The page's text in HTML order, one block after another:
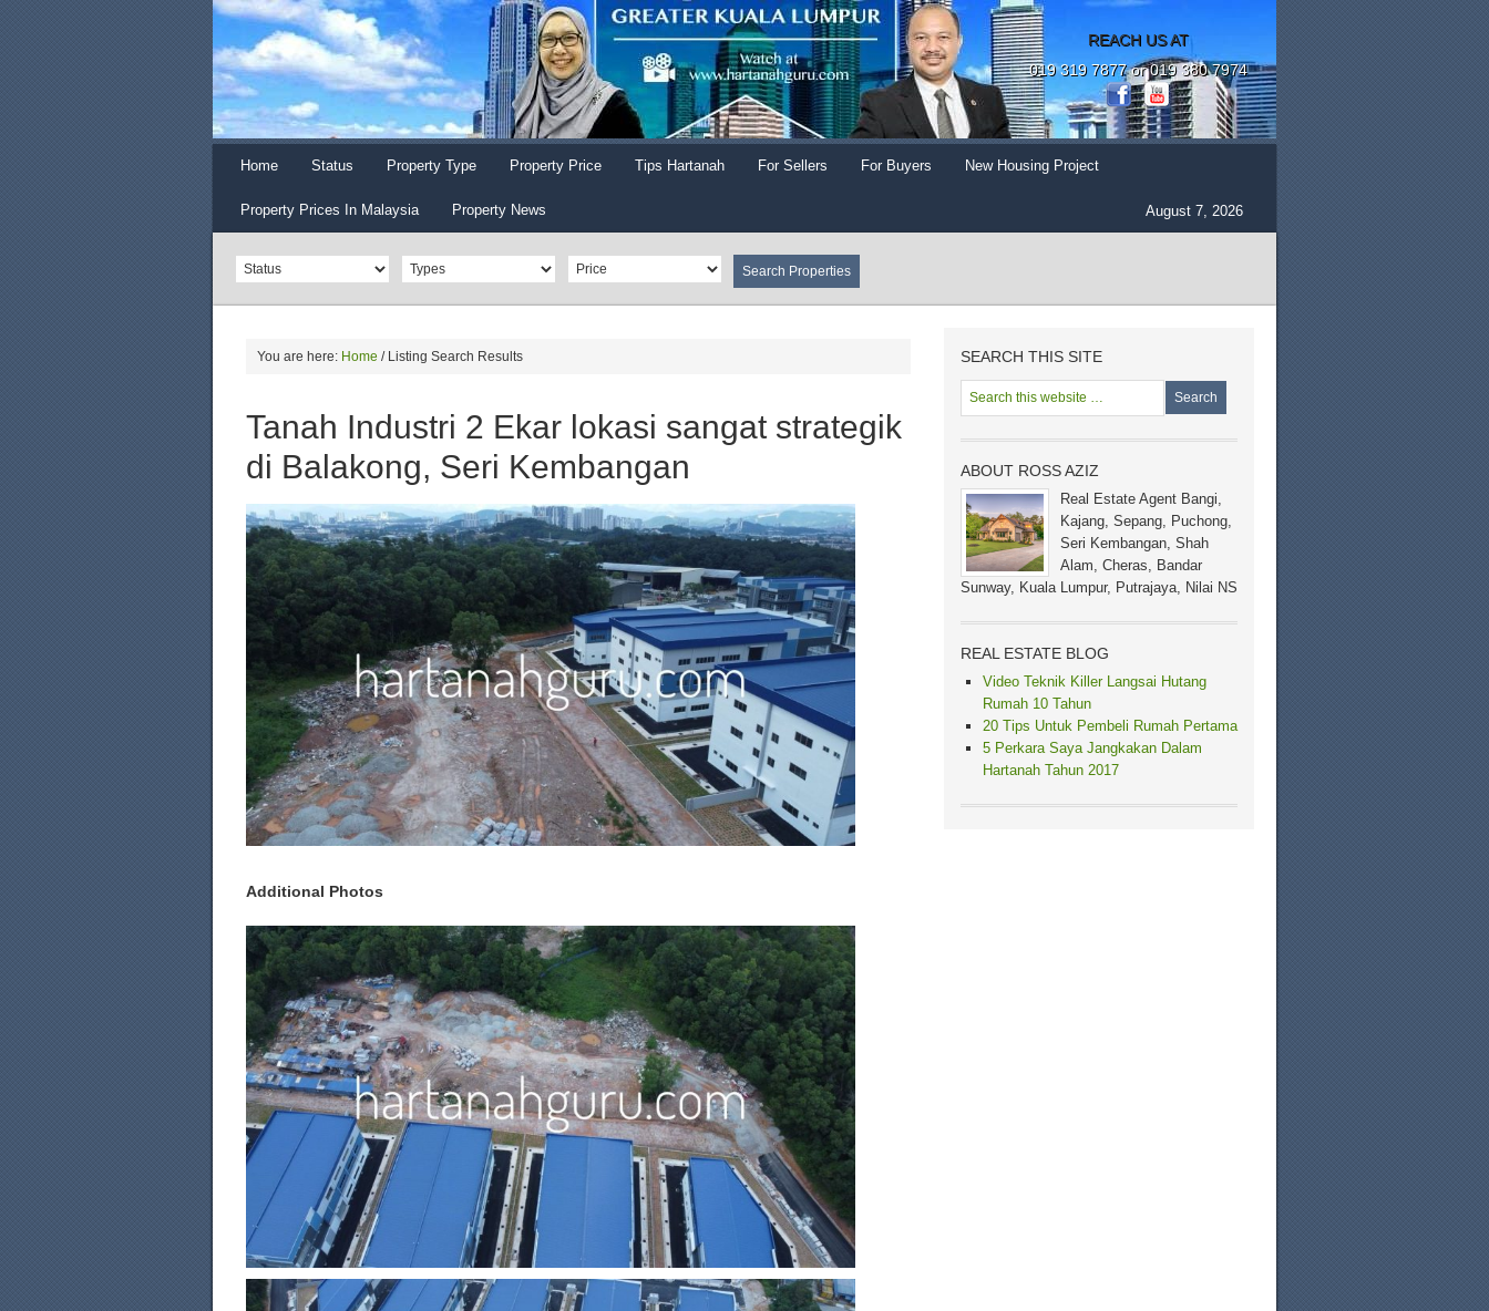
REACH US AT
019 319 7877 or 019 380 7974
Home Status Property Type Property Price Tips Hartanah For Sellers For Buyers New Housing Project
Property Prices In Malaysia Property News August 7, 2026
You are here: Home /Listing Search Results
Tanah Industri 2 Ekar lokasi sangat strategik
di Balakong, Seri Kembangan
Additional Photos
SEARCH THIS SITE
ABOUT ROSS AZIZ
Real Estate Agent Bangi,
Kajang, Sepang, Puchong,
Seri Kembangan, Shah
Alam, Cheras, Bandar
Sunway, Kuala Lumpur, Putrajaya, Nilai NS
REAL ESTATE BLOG
Video Teknik Killer Langsai Hutang
Rumah 10 Tahun
20 Tips Untuk Pembeli Rumah Pertama
5 Perkara Saya Jangkakan Dalam
Hartanah Tahun 2017